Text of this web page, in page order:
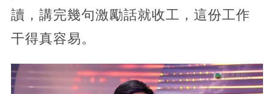
讀，講完幾句激勵話就收工，這份工作
干得真容易。